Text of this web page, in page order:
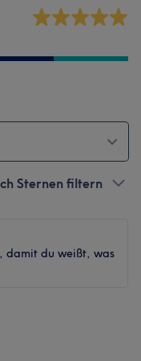
Sternen filtern
damit du weißt, was